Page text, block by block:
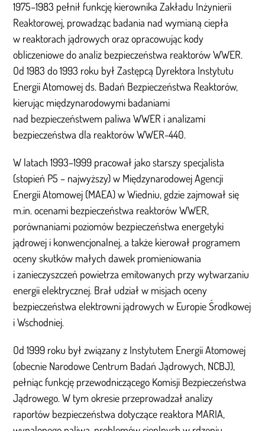
1975–1983 pełnił funkcję kierownika Zakładu Inżynierii
Reaktorowej, prowadząc badania nad wymianą ciepła
w reaktorach jądrowych oraz opracowując kody
obliczeniowe do analiz bezpieczeństwa reaktorów WWER.
Od 1983 do 1993 roku był Zastępcą Dyrektora Instytutu
Energii Atomowej ds. Badań Bezpieczeństwa Reaktorów,
kierując międzynarodowymi badaniami
nad bezpieczeństwem paliwa WWER i analizami
bezpieczeństwa dla reaktorów WWER-440.
W latach 1993–1999 pracował jako starszy specjalista
(stopień P5 – najwyższy) w Międzynarodowej Agencji
Energii Atomowej (MAEA) w Wiedniu, gdzie zajmował się
m.in. ocenami bezpieczeństwa reaktorów WWER,
porównaniami poziomów bezpieczeństwa energetyki
jądrowej i konwencjonalnej, a także kierował programem
oceny skutków małych dawek promieniowania
i zanieczyszczeń powietrza emitowanych przy wytwarzaniu
energii elektrycznej. Brał udział w misjach oceny
bezpieczeństwa elektrowni jądrowych w Europie Środkowej
i Wschodniej.
Od 1999 roku był związany z Instytutem Energii Atomowej
(obecnie Narodowe Centrum Badań Jądrowych, NCBJ),
pełniąc funkcję przewodniczącego Komisji Bezpieczeństwa
Jądrowego. W tym okresie przeprowadzał analizy
raportów bezpieczeństwa dotyczące reaktora MARIA,